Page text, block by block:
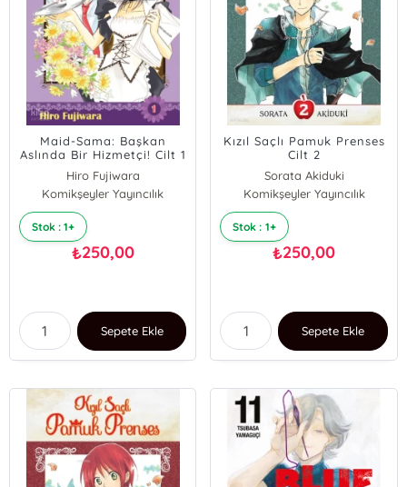
Maid-Sama: Başkan
Aslında Bir Hizmetçi! Cilt 1
Hiro Fujiwara
Komikşeyler Yayıncılık
Stok : 1+
₺250,00
Sepete Ekle
Kızıl Saçlı Pamuk Prenses
Cilt 2
Sorata Akiduki
Komikşeyler Yayıncılık
Stok : 1+
₺250,00
Sepete Ekle